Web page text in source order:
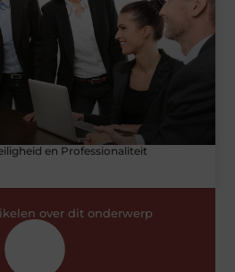
en Professionaliteit
over dit onderwerp